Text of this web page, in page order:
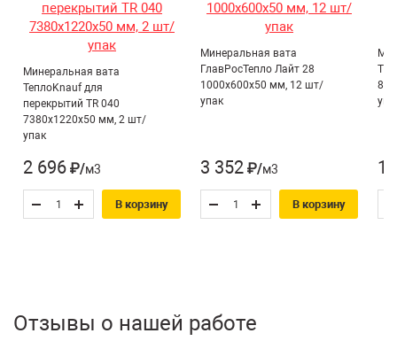
Минеральная вата
ТеплоKnauf для
перекрытий TR 040
7380х1220х50 мм, 2 шт/
упак
2 696 ₽/м3
В корзину
Минеральная вата
ГлавРосТепло Лайт 28
1000х600х50 мм, 12 шт/
упак
3 352 ₽/м3
В корзину
1
Отзывы о нашей работе